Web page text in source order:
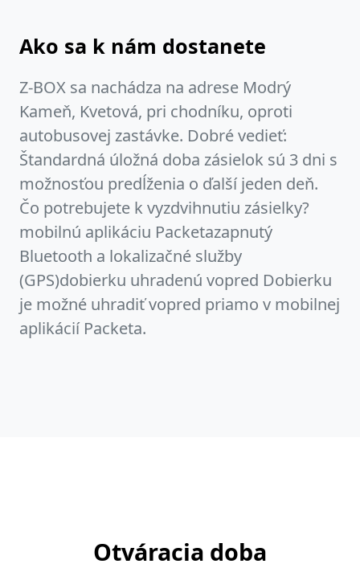
Ako sa k nám dostanete
Z-BOX sa nachádza na adrese Modrý
Kameň, Kvetová, pri chodníku, oproti
autobusovej zastávke. Dobré vedieť:
Štandardná úložná doba zásielok sú 3 dni s
možnosťou predĺženia o ďalší jeden deň.
Čo potrebujete k vyzdvihnutiu zásielky?
mobilnú aplikáciu Packetazapnutý
Bluetooth a lokalizačné služby
(GPS)dobierku uhradenú vopred Dobierku
je možné uhradiť vopred priamo v mobilnej
aplikácií Packeta.
Otváracia doba